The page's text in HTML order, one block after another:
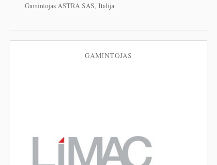
Gamintojas ASTRA SAS, Italija
GAMINTOJAS